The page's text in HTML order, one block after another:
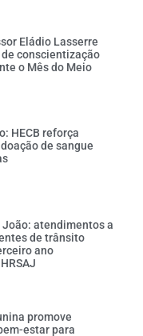
Eládio Lasserre
conscientização
o Mês do Meio
HECB reforça
de sangue
João: atendimentos a
de trânsito
ano
promove
estar para